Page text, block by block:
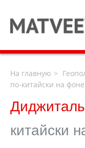
На главную
по-китайски на
китайски